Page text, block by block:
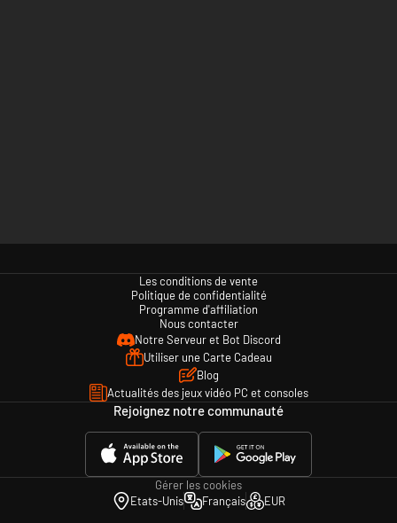
Les conditions de vente
Politique de confidentialité
Programme d'affiliation
Nous contacter
Notre Serveur et Bot Discord
Utiliser une Carte Cadeau
Blog
Actualités des jeux vidéo PC et consoles
Rejoignez notre communauté
Gérer les cookies
Etats-Unis
Français EUR